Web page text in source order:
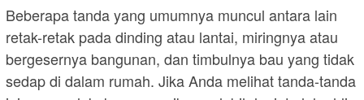
Beberapa tanda yang umumnya muncul antara lain
retak-retak pada dinding atau lantai, miringnya atau
bergesernya bangunan, dan timbulnya bau yang tidak
sedap di dalam rumah. Jika Anda melihat tanda-tanda